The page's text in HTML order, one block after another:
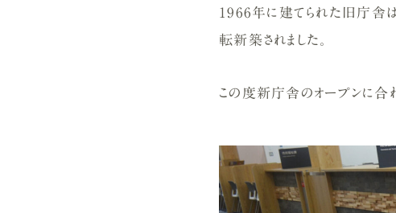
1966年に建てられた旧庁舎
転新築されました。
この度新庁舎のオープンに合